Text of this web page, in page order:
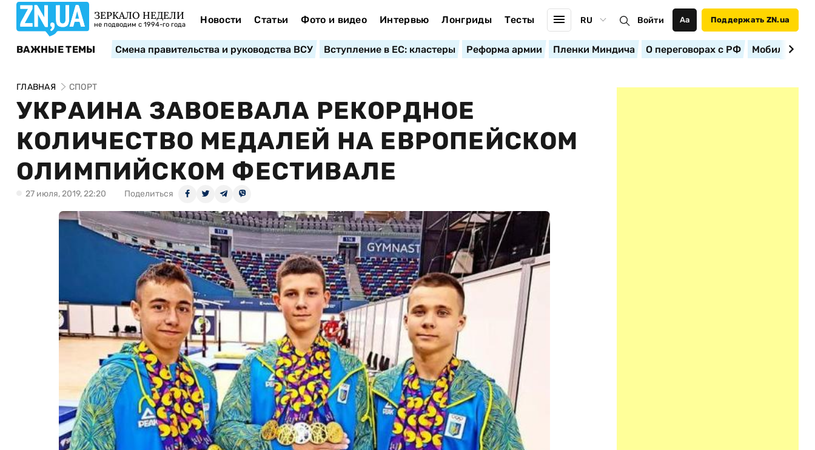
ЗЕРКАЛО НЕДЕЛИ
не подводим с 1994-го года Новости Статьи Фото и видео Интервью Лонгриды Тесты RU Войти Аа Поддержать ZN.ua
ВАЖНЫЕ ТЕМЫ Смена правительства и руководства ВСУ Вступление в ЕС: кластеры Реформа армии Пленки Миндича О переговорах с РФ
ГЛАВНАЯ СПОРТ
УКРАИНА ЗАВОЕВАЛА РЕКОРДНОЕ
КОЛИЧЕСТВО МЕДАЛЕЙ НА ЕВРОПЕЙСКОМ
ОЛИМПИЙСКОМ ФЕСТИВАЛЕ
27 июля, 2019, 22:20 Поделиться